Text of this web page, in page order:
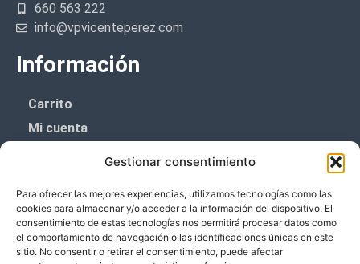
Gestionar consentimiento
Para ofrecer las mejores experiencias, utilizamos tecnologías como las
cookies para almacenar y/o acceder a la información del dispositivo. El
consentimiento de estas tecnologías nos permitirá procesar datos como
el comportamiento de navegación o las identificaciones únicas en este
sitio. No consentir o retirar el consentimiento, puede afectar
660 563 222
info@vpvicenteperez.com
Información
Carrito
Mi cuenta
Política de cookies (UE)
Boletín de noticias